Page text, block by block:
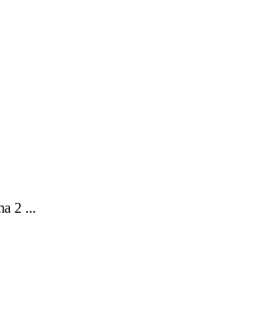
2 ...